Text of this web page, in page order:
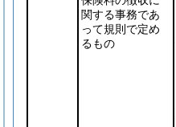
関する事務であ
って規則で定め
るもの